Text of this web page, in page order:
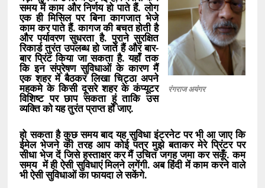
रंगराज अयंगर
समय में काम और निर्णय हो पाते हैं. लोग
एक ही मिसिल पर बिना कागजात भेजे
काम कर पाते हैं. कागज की बचत होती है
और पर्यावरण सुधरता है. पुराने सुरक्षित
रिकार्ड तुरंत उपलब्ध हो जाते हैं और बार-
बार प्रिंट किया जा सकता है. यहाँ तक
कि इन संप्रेषण सुविधाओं के कारण मैं
एक शहर में बैठकर लिखा चिट्ठा अपने
महकमे के किसी दूसरे शहर के कंप्यूटर
विशिष्ट पर छाप सकता हूं ताकि उस
व्यक्ति को यह तुरंत प्राप्त हो जाए.
हो सकता है कुछ समय बाद यह सुविधा इंटरनेट पर भी आ जाए कि
ईमेल भेजने की तरह आप कोई पत्र मुझे बताकर मेरे प्रिंटर पर
सीधा भेज दें जिसे हस्ताक्षर कर मैं उचित जगह जमा कर सकूँ. कम
समय में ही ऐसी सुविधाएं मिलने लगेंगी. अब हिंदी में काम करने वाले
भी ऐसी सुविधाओं का फायदा ले सकेंगे.